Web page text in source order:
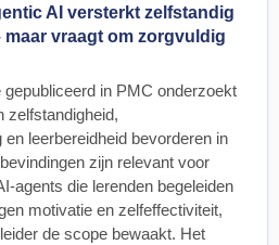
AI versterkt zelfstandig
maar vraagt om zorgvuldig
gepubliceerd in PMC onderzoekt
zelfstandigheid,
leerbereidheid bevorderen in
zijn relevant voor
agents die lerenden begeleiden
motivatie en zelfeffectiviteit,
de scope bewaakt. Het